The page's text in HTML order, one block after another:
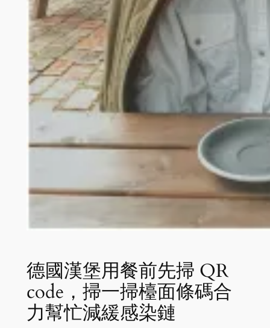
德國漢堡用餐前先掃 QR
code，掃一掃檯面條碼合
力幫忙減緩感染鏈